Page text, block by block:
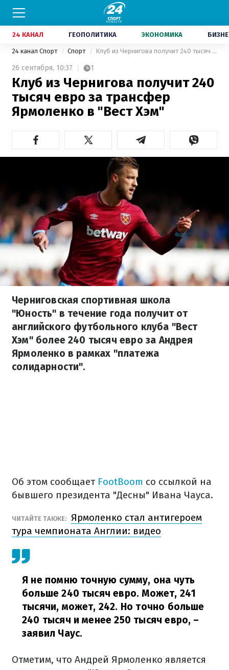
24 КАНАЛ ГЕОПОЛИТИКА ЭКОНОМИКА
24 канал Спорт Спорт Клуб из Чернигова получит 240 тысяч евро за трансфер Ярмоленко в "Вест Хэм"
26 сентября, 10:37 1
Клуб из Чернигова получит 240
тысяч евро за трансфер
Ярмоленко в "Вест Хэм"
Черниговская спортивная школа
"Юность" в течение года получит от
английского футбольного клуба "Вест
Хэм" более 240 тысяч евро за Андрея
Ярмоленко в рамках "платежа
солидарности".
Об этом сообщает FootBoom со ссылкой на
бывшего президента "Десны" Ивана Чауса.
ЧИТАЙТЕ ТАКЖЕ: Ярмоленко стал антигероем
тура чемпионата Англии: видео
Я не помню точную сумму, она чуть
больше 240 тысяч евро. Может, 241
тысячи, может, 242. Но точно больше
240 тысяч и менее 250 тысяч евро, –
заявил Чаус.
Отметим, что Андрей Ярмоленко является